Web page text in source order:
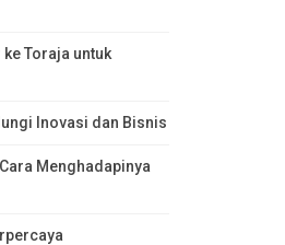
Toraja untuk
Inovasi dan Bisnis
Menghadapinya